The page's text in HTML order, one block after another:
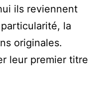
ils reviennent
la
originales.
leur premier titre